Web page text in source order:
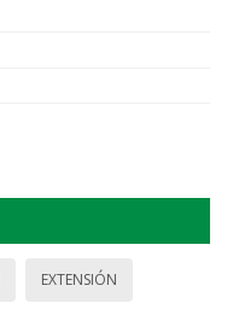
EXTENSIÓN